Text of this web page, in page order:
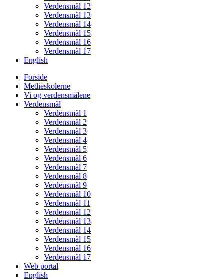
Verdensmål 12
Verdensmål 13
Verdensmål 14
Verdensmål 15
Verdensmål 16
Verdensmål 17
English
Forside
Medieskolerne
Vi og verdensmålene
Verdensmål
Verdensmål 1
Verdensmål 2
Verdensmål 3
Verdensmål 4
Verdensmål 5
Verdensmål 6
Verdensmål 7
Verdensmål 8
Verdensmål 9
Verdensmål 10
Verdensmål 11
Verdensmål 12
Verdensmål 13
Verdensmål 14
Verdensmål 15
Verdensmål 16
Verdensmål 17
Web portal
English